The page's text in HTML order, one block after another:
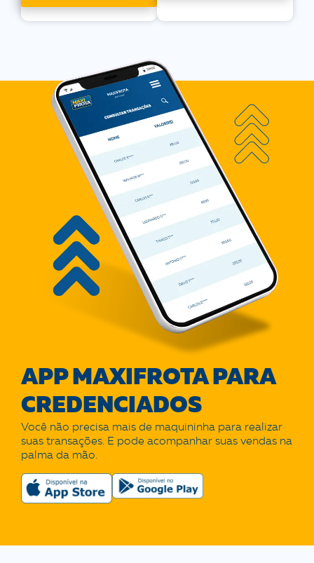
APP MAXIFROTA PARA
CREDENCIADOS
Você não precisa mais de maquininha para realizar
suas transações. E pode acompanhar suas vendas na
palma da mão.